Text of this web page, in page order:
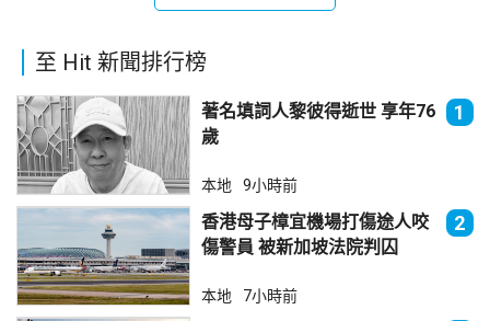
至 Hit 新聞排行榜
著名填詞人黎彼得逝世 享年76
歲
1
本地 9小時前
香港母子樟宜機場打傷途人咬
傷警員 被新加坡法院判囚
2
本地 7小時前